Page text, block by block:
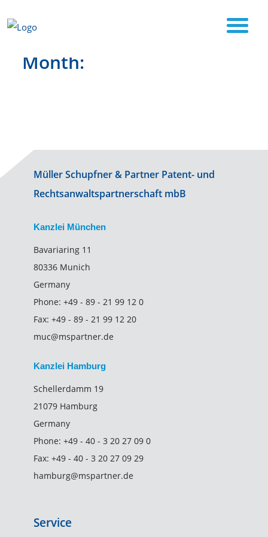
Month:
Müller Schupfner & Partner Patent- und
Rechtsanwaltspartnerschaft mbB
Kanzlei München
Bavariaring 11
80336 Munich
Germany
Phone: +49 - 89 - 21 99 12 0
Fax: +49 - 89 - 21 99 12 20
muc@mspartner.de
Kanzlei Hamburg
Schellerdamm 19
21079 Hamburg
Germany
Phone: +49 - 40 - 3 20 27 09 0
Fax: +49 - 40 - 3 20 27 09 29
hamburg@mspartner.de
Service